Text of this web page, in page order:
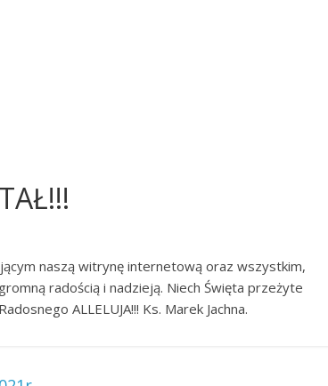
naszą witrynę internetową oraz wszystkim,
radością i nadzieją. Niech Święta przeżyte
ALLELUJA!!! Ks. Marek Jachna.